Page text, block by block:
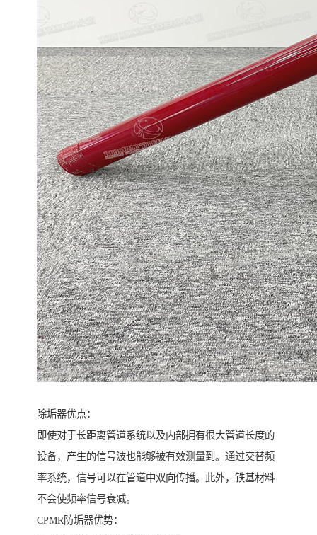
除垢器优点：
即使对于长距离管道系统以及内部拥有很大管道长度的
设备，产生的信号波也能够被有效测量到。通过交替频
率系统，信号可以在管道中双向传播。此外，铁基材料
不会使频率信号衰减。
CPMR防垢器优势：